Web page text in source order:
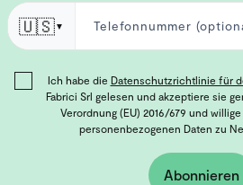
🇺🇸▼
Ich habe die Datenschutzrichtlinie für
Fabrici Srl gelesen und akzeptiere sie
Verordnung (EU) 2016/679 und
personenbezogenen Daten zu
Abonnieren